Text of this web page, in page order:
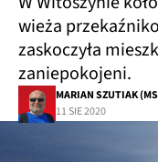
wieża
zaskoczyła
zaniepokojeni.
MARIAN SZUTIAK
11 SIE 2020